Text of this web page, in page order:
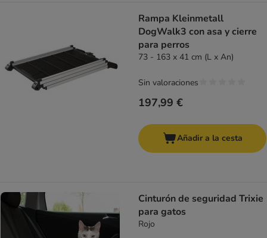
Rampa Kleinmetall
DogWalk3 con asa y cierre
para perros
73 - 163 x 41 cm (L x An)
197,99 €
Sin valoraciones
Añadir a la cesta
Cinturón de seguridad Trixie
para gatos
Rojo